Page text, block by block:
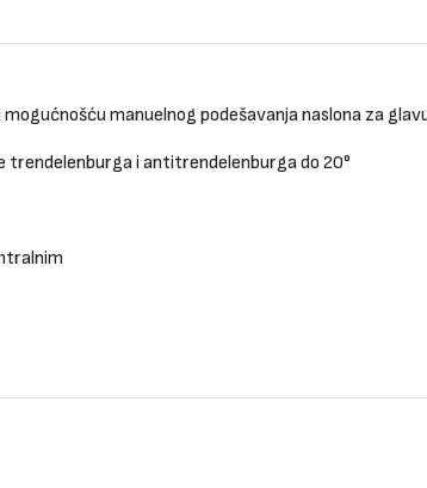
manuelnog podešavanja naslona za
trendelenburga i antitrendelenburga do 20°